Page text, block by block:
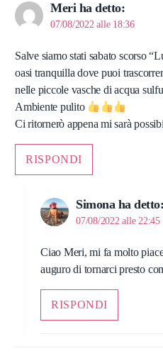
Meri ha detto:
07/08/2022 alle 18:36
Salve siamo stati sabato scorso
oasi tranquilla dove puoi
nelle piccole vasche di acqua
Ambiente pulito
Ci ritornerò appena mi sarà
RISPONDI
Simona ha detto:
07/08/2022 alle 22:45
Ciao Meri, mi fa molto
auguro di tornarci presto
RISPONDI